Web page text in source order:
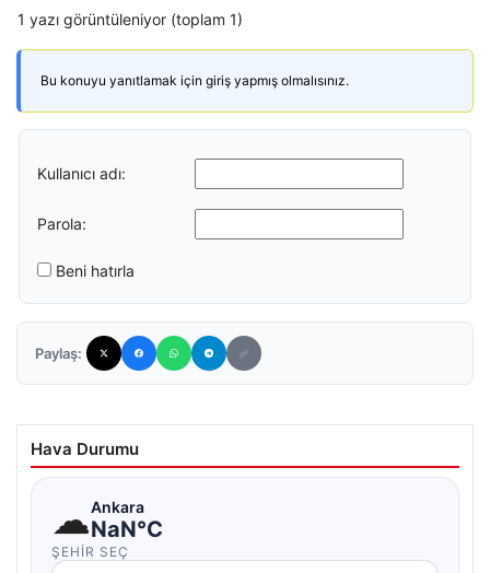
1 yazı görüntüleniyor (toplam 1)
Bu konuyu yanıtlamak için giriş yapmış olmalısınız.
Kullanıcı adı:
Parola:
Beni hatırla
Paylaş:
Hava Durumu
☁Ankara
NaN°C
ŞEHIR SEÇ